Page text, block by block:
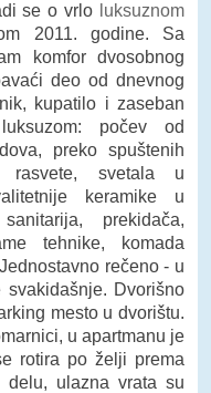
se o vrlo luksuznom
2011. godine. Sa
komfor dvosobnog
deo od dnevnog
kupatilo i zaseban
počev od
preko spuštenih
rasvete, svetala u
keramike u
prekidača,
tehnike, komada
rečeno - u
svakidašnje. Dvorišno
mesto u dvorištu.
u apartmanu je
rotira po želji prema
delu, ulazna vrata su